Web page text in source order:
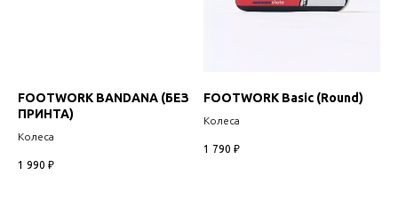
FOOTWORK BANDANA (БЕЗ
ПРИНТА)
Колеса
1 990 ₽
FOOTWORK Basic (Round)
Колеса
1 790 ₽